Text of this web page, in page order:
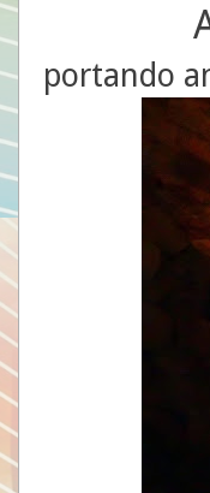
portando